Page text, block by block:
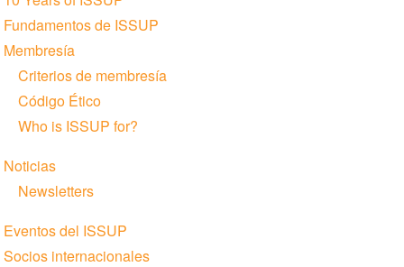
navigation
Fundamentos de ISSUP
Membresía
Criterios de membresía
Código Ético
Who is ISSUP for?
Noticias
Newsletters
Eventos del ISSUP
Socios internacionales